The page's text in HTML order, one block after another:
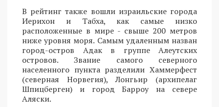
В рейтинг также вошли израильские города
Иерихон и Табха, как самые низко
расположенные в мире - свыше 200 метров
ниже уровня моря. Самым удаленным назван
город-остров Адак в группе Алеутских
островов. Звание самого северного
населенного пункта разделили Хаммерфест
(северная Норвегия), Лонгьир (архипелаг
Шпицберген) и город Барроу на севере
Аляски.